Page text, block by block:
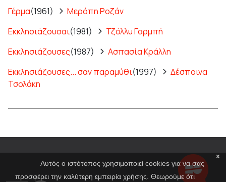
Γέρμα(1961)
Μερόπη Ροζάν
Εκκλησιάζουσαι(1981)
Τζόλλυ Γαρμπή
Εκκλησιάζουσες(1987)
Ασπασία Κράλλη
Εκκλησιάζουσες... σαν παραμύθι(1997)
Δέσποινα
Τσολάκη
x
Αυτός ο ιστότοπος χρησιμοποιεί cookies για να σας
προσφέρει την καλύτερη εμπειρία χρήσης. Θεωρούμε ότι